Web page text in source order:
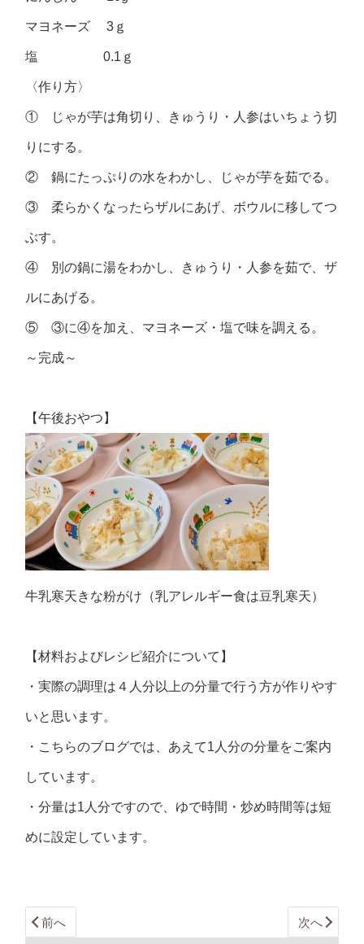
マヨネーズ 3ｇ
塩 0.1ｇ
〈作り方〉
① じゃが芋は角切り、きゅうり・人参はいちょう切
りにする。
② 鍋にたっぷりの水をわかし、じゃが芋を茹でる。
③ 柔らかくなったらザルにあげ、ボウルに移してつ
ぶす。
④ 別の鍋に湯をわかし、きゅうり・人参を茹で、ザ
ルにあげる。
⑤ ③に④を加え、マヨネーズ・塩で味を調える。
～完成～
【午後おやつ】
牛乳寒天きな粉がけ（乳アレルギー食は豆乳寒天）
【材料およびレシピ紹介について】
・実際の調理は４人分以上の分量で行う方が作りやす
いと思います。
・こちらのブログでは、あえて1人分の分量をご案内
しています。
・分量は1人分ですので、ゆで時間・炒め時間等は短
めに設定しています。
前へ 次へ